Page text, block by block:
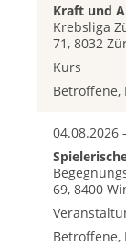
Kraft und
Krebsliga
71, 8032
Kurs
Betroffene,
04.08.2026
69, 8400